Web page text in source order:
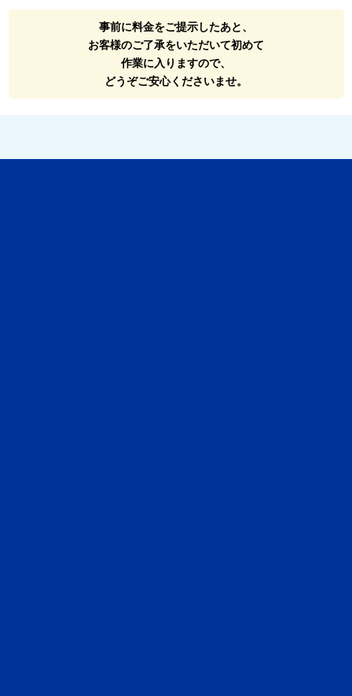
事前に料金をご提示したあと、
お客様のご了承をいただいて初めて
作業に入りますので、
どうぞご安心くださいませ。